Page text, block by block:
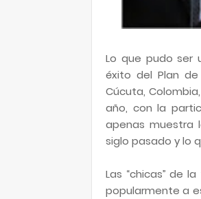
Lo que pudo ser
éxito del Plan
Cúcuta,
año, con la
apenas muestra
siglo pasado y lo
Las “chicas” de
popularmente a